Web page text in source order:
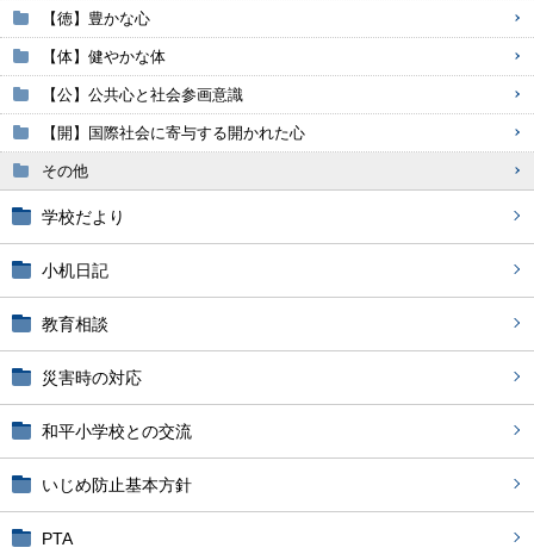
【徳】豊かな心
【体】健やかな体
【公】公共心と社会参画意識
【開】国際社会に寄与する開かれた心
その他
学校だより
小机日記
教育相談
災害時の対応
和平小学校との交流
いじめ防止基本方針
PTA